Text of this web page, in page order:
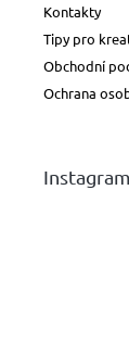
Kontakty
Tipy pro
Obchodní
Ochrana
Instagram